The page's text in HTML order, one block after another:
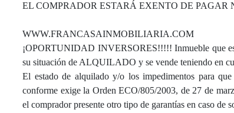
EL COMPRADOR ESTARÁ EXENTO DE PAGAR
WWW.FRANCASAINMOBILIARIA.COM
¡OPORTUNIDAD INVERSORES!!!!! Inmueble que
su situación de ALQUILADO y se vende teniendo en
El estado de alquilado y/o los impedimentos para
conforme exige la Orden ECO/805/2003, de 27 de
el comprador presente otro tipo de garantías en caso de